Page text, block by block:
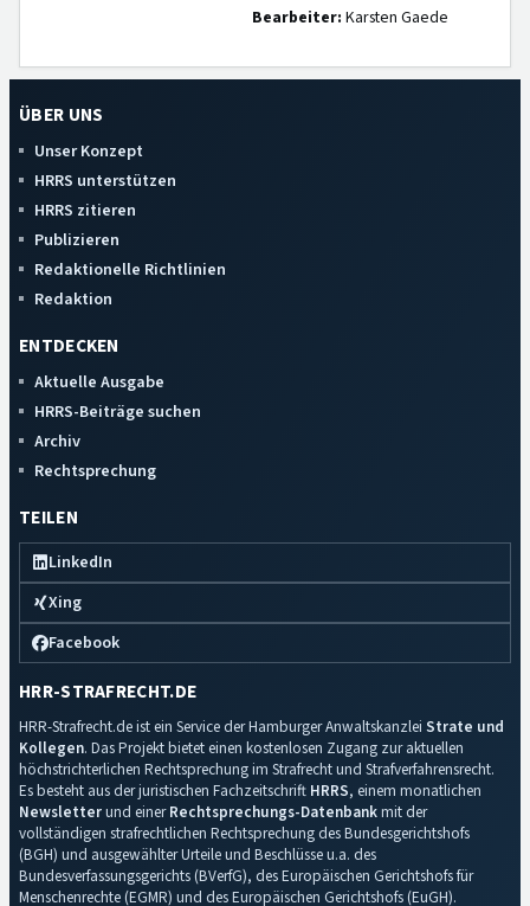
Bearbeiter: Karsten Gaede
ÜBER UNS
Unser Konzept
HRRS unterstützen
HRRS zitieren
Publizieren
Redaktionelle Richtlinien
Redaktion
ENTDECKEN
Aktuelle Ausgabe
HRRS-Beiträge suchen
Archiv
Rechtsprechung
TEILEN
LinkedIn
Xing
Facebook
HRR-STRAFRECHT.DE
HRR-Strafrecht.de ist ein Service der Hamburger Anwaltskanzlei Strate und
Kollegen. Das Projekt bietet einen kostenlosen Zugang zur aktuellen
höchstrichterlichen Rechtsprechung im Strafrecht und Strafverfahrensrecht.
Es besteht aus der juristischen Fachzeitschrift HRRS, einem monatlichen
Newsletterund einerRechtsprechungs-Datenbankmit der
vollständigen strafrechtlichen Rechtsprechung des Bundesgerichtshofs
(BGH) und ausgewählter Urteile und Beschlüsse u.a. des
Bundesverfassungsgerichts (BVerfG), des Europäischen Gerichtshofs für
Menschenrechte (EGMR) und des Europäischen Gerichtshofs (EuGH).